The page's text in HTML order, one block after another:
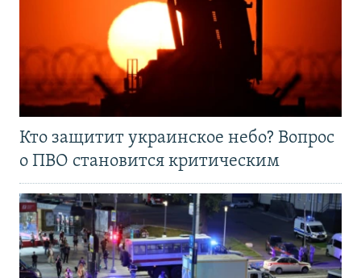
Кто защитит украинское небо? Вопрос
о ПВО становится критическим